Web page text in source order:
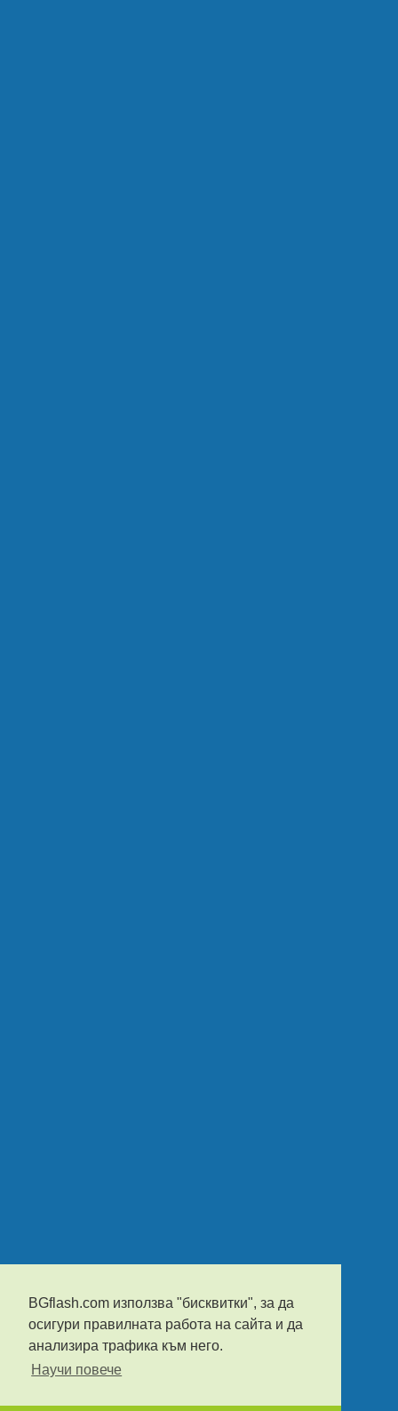
BGflash.com използва "бисквитки", за да
осигури правилната работа на сайта и да
анализира трафика към него.
Научи повече